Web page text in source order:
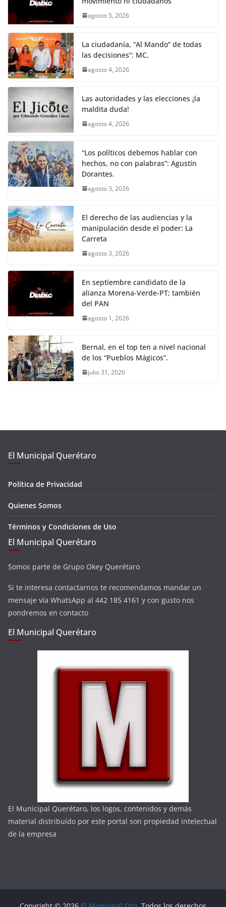
agosto 5, 2026
La ciudadanía, “Al Mando” de todas
las decisiones”: MC.
agosto 4, 2026
Las autoridades y las elecciones ¡la
maldita duda!
agosto 4, 2026
“Los políticos debemos hablar con
hechos, no con palabras”: Agustín
Dorantes.
agosto 3, 2026
El derecho de las audiencias y la
manipulación desde el poder: La
Carreta
agosto 3, 2026
En septiembre candidato de la
alianza Morena-Verde-PT; también
del PAN
agosto 1, 2026
Bernal, en el top ten a nivel nacional
de los “Pueblos Mágicos”.
julio 31, 2026
El Municipal Querétaro
Política de Privacidad
Quienes Somos
Términos y Condiciones de Uso
El Municipal Querétaro
Somos parte de Grupo Okey Querétaro
Si te interesa contactarnos te recomendamos mandar un
mensaje vía WhatsApp al 442 185 4161 y con gusto nos
pondremos en contacto
El Municipal Querétaro
El Municipal Querétaro, los logos, contenidos y demás
material distribuido por este portal son propiedad intelectual
de la empresa